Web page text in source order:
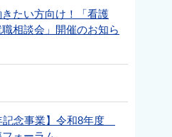
たい方向け！「看護
相談会」開催のお知ら
記念事業】令和8年度